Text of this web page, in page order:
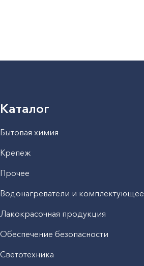
Каталог
Бытовая химия
Крепеж
Прочее
Водонагреватели и комплектующее
Лакокрасочная продукция
Обеспечение безопасности
Светотехника